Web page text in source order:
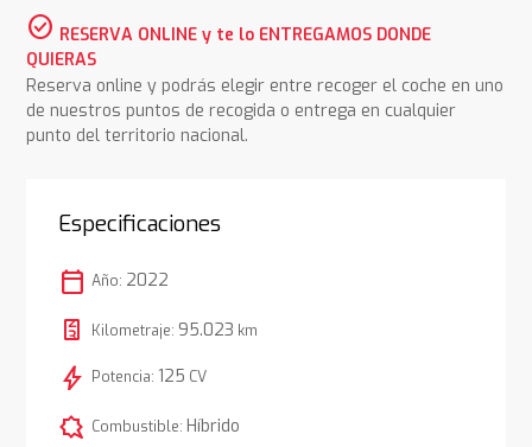
check_circle RESERVA ONLINE y te lo ENTREGAMOS DONDE
QUIERAS
Reserva online y podrás elegir entre recoger el coche en uno
de nuestros puntos de recogida o entrega en cualquier
punto del territorio nacional.
Especificaciones
calendar_today Año: 2022
Kilometraje: 95.023 km
bolt Potencia: 125 CV
comic_bubble Combustible: Híbrido